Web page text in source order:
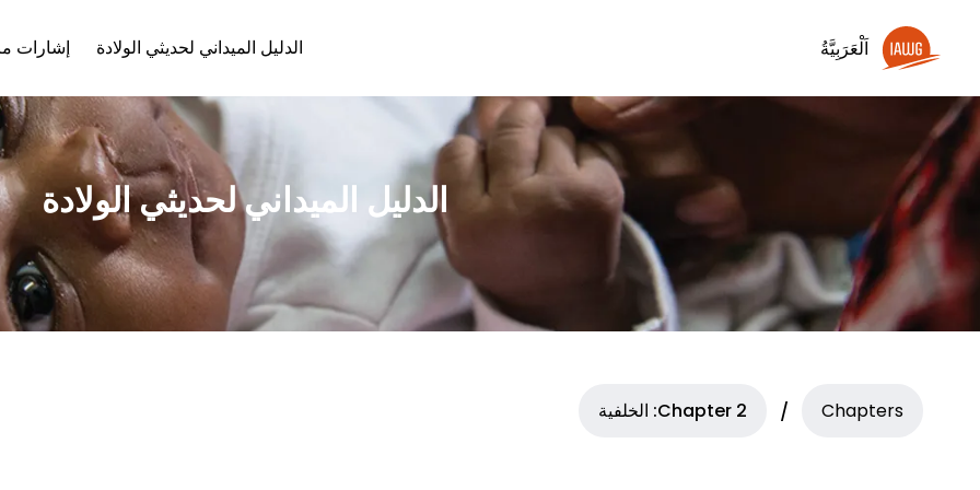
اَلْعَرَبِيَّةُ‎ تخطي القائمة
الدليل الميداني لحديثي الولادة إشارات
القائمة السابقة
الدليل الميداني لحديثي الولادة
Chapters Chapter 2: الخلفية